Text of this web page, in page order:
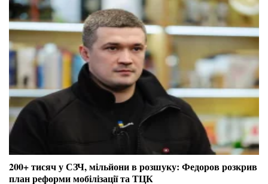
200+ тисяч у СЗЧ, мільйони в розшуку: Федоров розкрив
план реформи мобілізації та ТЦК